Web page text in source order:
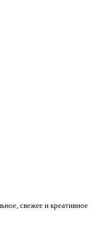
свежее и креативное